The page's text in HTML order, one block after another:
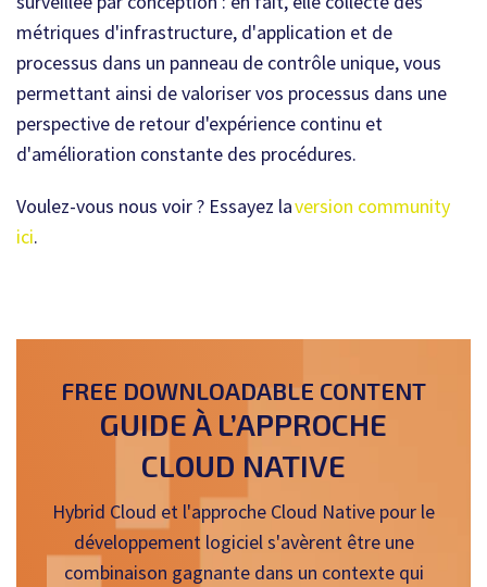
métriques d'infrastructure, d'application et de
processus dans un panneau de contrôle unique, vous
permettant ainsi de valoriser vos processus dans une
perspective de retour d'expérience continu et
d'amélioration constante des procédures.
Voulez-vous nous voir ? Essayez laversion community
ici.
FREE DOWNLOADABLE CONTENT
GUIDE À L’APPROCHE
CLOUD NATIVE
Hybrid Cloud et l'approche Cloud Native pour le
développement logiciel s'avèrent être une
combinaison gagnante dans un contexte qui